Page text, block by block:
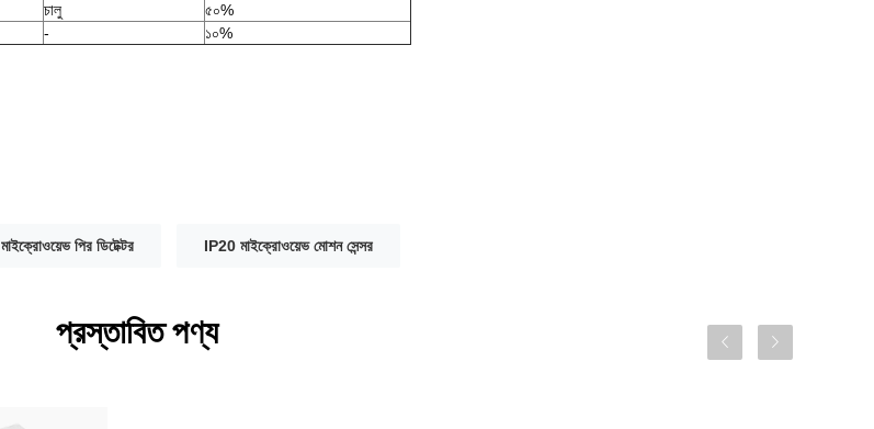
চালু
৫০%
-
১০%
মাইক্রোওয়েভ পির ডিটেক্টর IP20 মাইক্রোওয়েভ মোশন সেন্সর
প্রস্তাবিত পণ্য